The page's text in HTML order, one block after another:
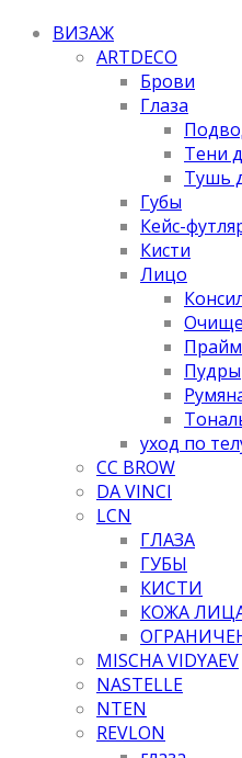
ВИЗАЖ
ARTDECO
Брови
Глаза
Тени
Тушь
Губы
Кейс-
Кисти
Лицо
Пудры
уход по
CC BROW
DA VINCI
LCN
ГЛАЗА
ГУБЫ
КИСТИ
КОЖА
MISCHA VIDYAEV
NASTELLE
NTEN
REVLON